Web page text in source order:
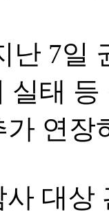
난 7일
실태
가 연
대상